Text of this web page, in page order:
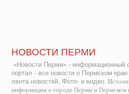
НОВОСТИ ПЕРМИ
«Новости Перми» - информационный
портал - все новости о Пермском
лента новостей. Фото- и видео.
информации о городе Перми и Пермском